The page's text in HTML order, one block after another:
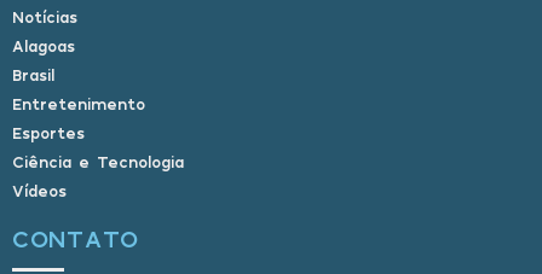
Notícias
Alagoas
Brasil
Entretenimento
Esportes
Ciência e Tecnologia
Vídeos
CONTATO